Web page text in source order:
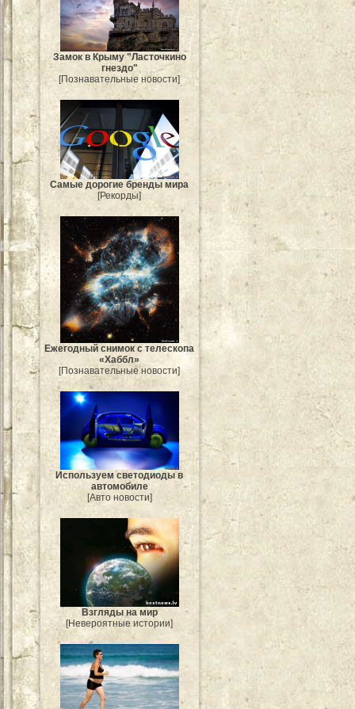
Замок в Крыму "Ласточкино
гнездо"
[Познавательные новости]
Самые дорогие бренды мира
[Рекорды]
Ежегодный снимок с телескопа
«Хаббл»
[Познавательные новости]
Используем светодиоды в
автомобиле
[Авто новости]
Взгляды на мир
[Невероятные истории]